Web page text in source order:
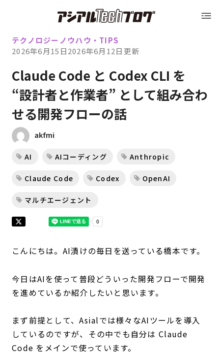
アシアルTechブログ
Blog トップ
運営会社（アシアル株式会社）
会社概要
採用情報
お問い合わせ
会社概要
採用情報
お問い合わせ
テクノロジー ノウハウ・TIPS
2026年6月15日2026年6月12日 更新
Claude Code と Codex CLI を
“設計者と作業者” として組み合わ
せる開発フローの話
akfmi
AI AIコーディング Anthropic
Claude Code Codex OpenAI
マルチエージェント
こんにちは。AI漬けの毎日を送っている橋本です。
今日はAIを使って普段どういった開発フローで開発
を進めているか紹介したいと思います。
まず前提として、Asialでは様々なAIツールを導入
しているのですが、その中でも自分は Claude
Code をメインで使っています。